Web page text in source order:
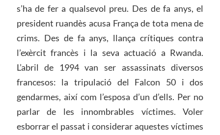
s’ha de fer a qualsevol preu. Des de fa anys, el
president ruandès acusa França de tota mena de
crims. Des de fa anys, llança crítiques contra
l’exèrcit francès i la seva actuació a Rwanda.
L’abril de 1994 van ser assassinats diversos
francesos: la tripulació del Falcon 50 i dos
gendarmes, així com l’esposa d’un d’ells. Per no
parlar de les innombrables víctimes. Voler
esborrar el passat i considerar aquestes víctimes